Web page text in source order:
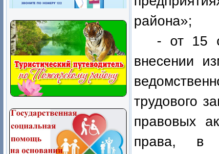
района»;
- от 15
внесении
трудового
правовых
права, в